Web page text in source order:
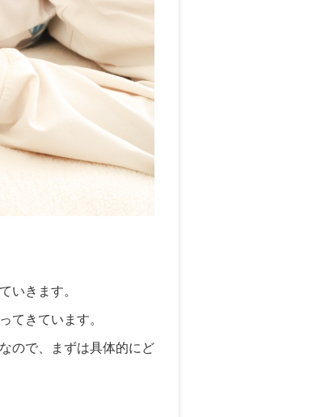
いきます。
てきています。
ので、まずは具体的にど